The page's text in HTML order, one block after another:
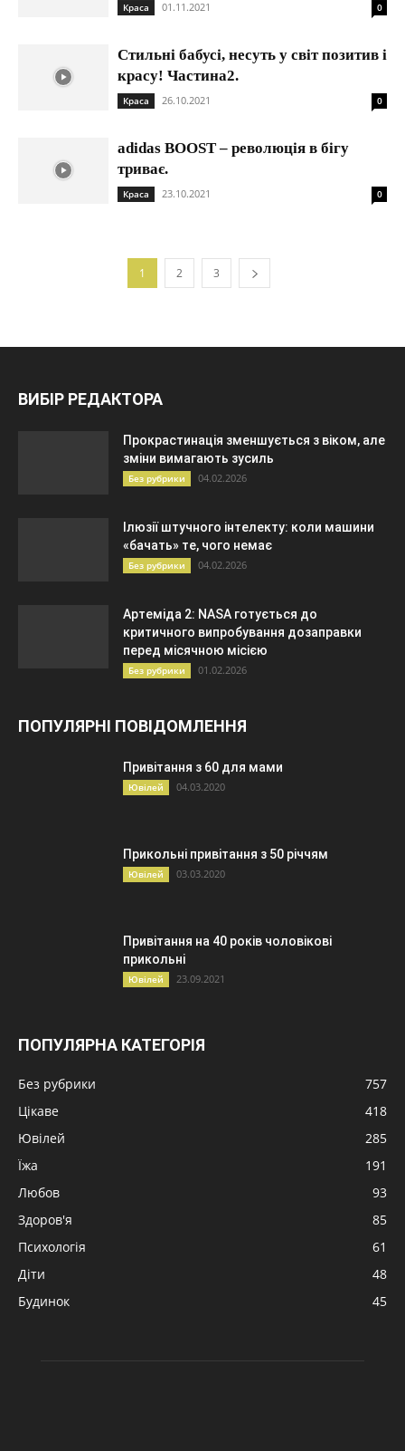
Краса 01.11.2021 0
Стильні бабусі, несуть у світ позитив і
красу! Частина2.
Краса 26.10.2021 0
adidas BOOST – революція в бігу
триває.
Краса 23.10.2021 0
1 2 3
ВИБІР РЕДАКТОРА
Прокрастинація зменшується з віком, але
зміни вимагають зусиль
Без рубрики 04.02.2026
Ілюзії штучного інтелекту: коли машини
«бачать» те, чого немає
Без рубрики 04.02.2026
Артеміда 2: NASA готується до
критичного випробування дозаправки
перед місячною місією
Без рубрики 01.02.2026
ПОПУЛЯРНІ ПОВІДОМЛЕННЯ
Привітання з 60 для мами
Ювілей 04.03.2020
Прикольні привітання з 50 річчям
Ювілей 03.03.2020
Привітання на 40 років чоловікові
прикольні
Ювілей 23.09.2021
ПОПУЛЯРНА КАТЕГОРІЯ
Без рубрики
757
Цікаве
418
Ювілей
285
Їжа
191
Любов
93
Здоров'я
85
Психологія
61
Діти
48
Будинок
45